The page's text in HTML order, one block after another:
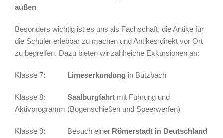
außen
Besonders wichtig ist es uns als Fachschaft, die Antike für
die Schüler erlebbar zu machen und Antikes direkt vor Ort
zu begreifen. Dazu bieten wir zahlreiche Exkursionen an:
Klasse 7: Limeserkundung in Butzbach
Klasse 8: Saalburgfahrt mit Führung und
Aktivprogramm (Bogenschießen und Speerwerfen)
Klasse 9: Besuch einer Römerstadt in Deutschland